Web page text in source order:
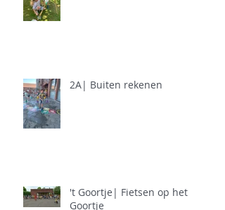
2A| Buiten rekenen
't Goortje| Fietsen op het
Goortje